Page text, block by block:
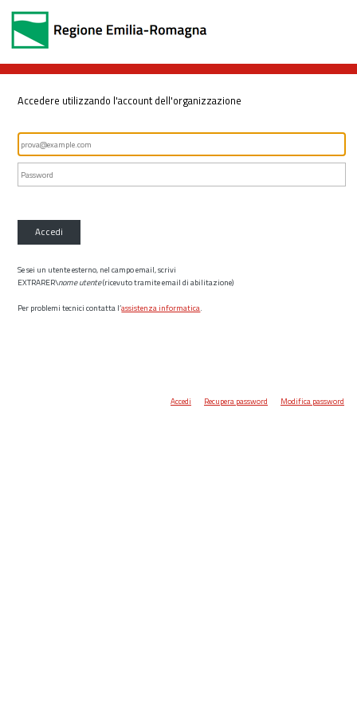
Accedere utilizzando l'account dell'organizzazione
Accedi
Se sei un utente esterno, nel campo email, scrivi
EXTRARER\nome utente(ricevuto tramite email di abilitazione)
Per problemi tecnici contatta l’assistenza informatica.
Accedi Recupera password Modifica password